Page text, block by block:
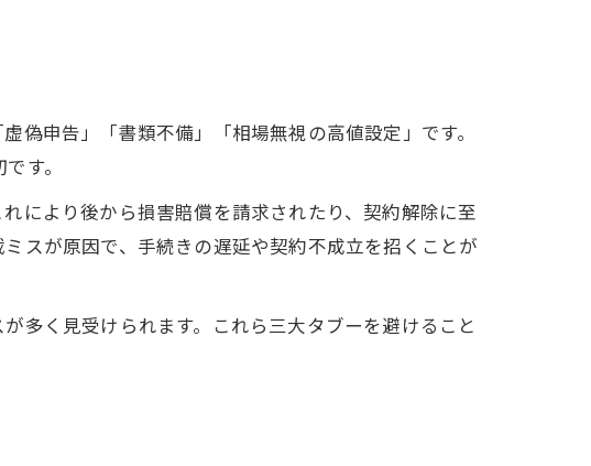
備
得
由
法
理術
偽申告」「書類不備」「相場無視の高値設定」です。
す。
により後から損害賠償を請求されたり、契約解除に至
スが原因で、手続きの遅延や契約不成立を招くことが
多く見受けられます。これら三大タブーを避けること